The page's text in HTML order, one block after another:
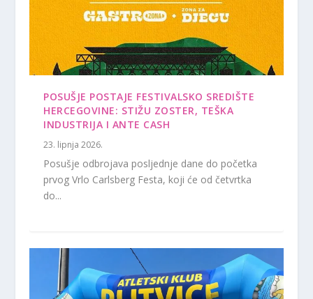
POSUŠJE POSTAJE FESTIVALSKO SREDIŠTE
HERCEGOVINE: STIŽU ZOSTER, TEŠKA
INDUSTRIJA I ANTE CASH
23. lipnja 2026.
Posušje odbrojava posljednje dane do početka
prvog Vrlo Carlsberg Festa, koji će od četvrtka
do...